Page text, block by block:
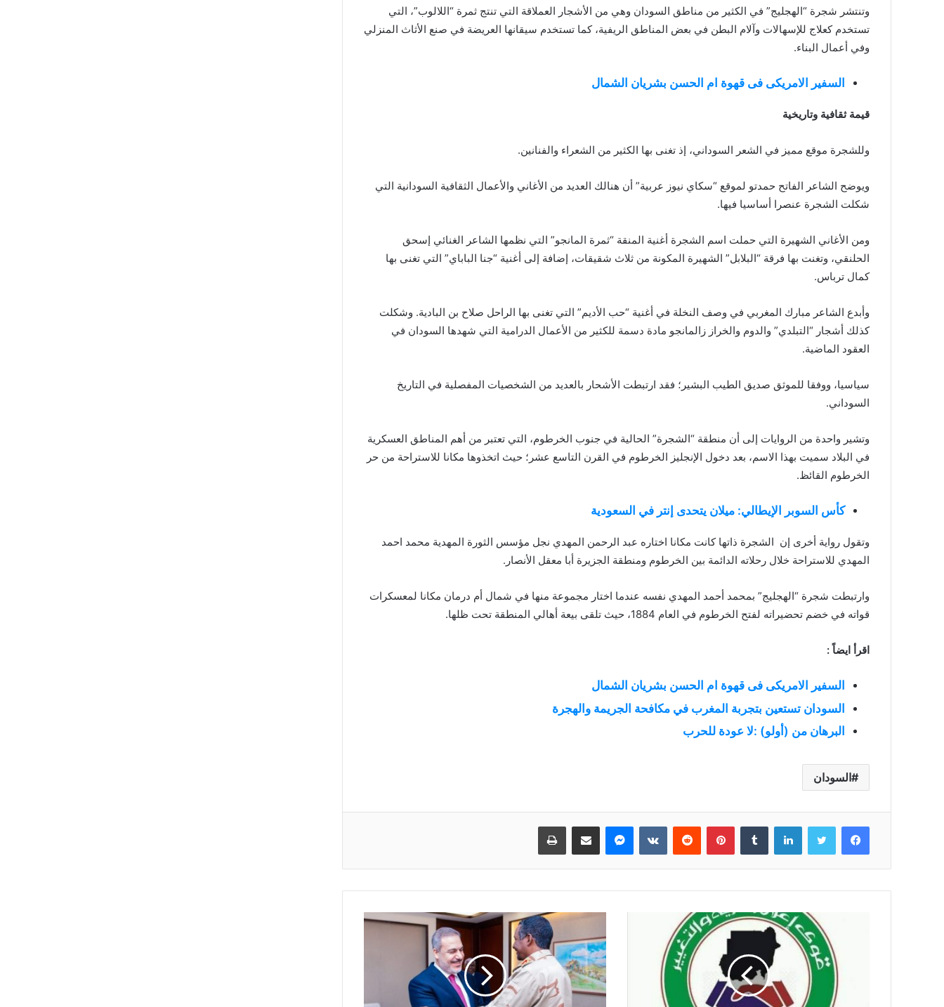
وتنتشر شجرة “الهجليج” في الكثير من مناطق السودان وهي من الأشجار العملاقة التي تنتج ثمرة “اللالوب”، التي
تستخدم كعلاج للإسهالات وآلام البطن في بعض المناطق الريفية، كما تستخدم سيقانها العريضة في صنع الأثاث المنزلي
وفي أعمال البناء.
السفير الامريكى فى قهوة ام الحسن بشريان الشمال
قيمة ثقافية وتاريخية
وللشجرة موقع مميز في الشعر السوداني، إذ تغنى بها الكثير من الشعراء والفنانين.
ويوضح الشاعر الفاتح حمدتو لموقع “سكاي نيوز عربية” أن هنالك العديد من الأغاني والأعمال الثقافية السودانية التي
شكلت الشجرة عنصرا أساسيا فيها.
ومن الأغاني الشهيرة التي حملت اسم الشجرة أغنية المنقة “ثمرة المانجو” التي نظمها الشاعر الغنائي إسحق
الحلنقي، وتغنت بها فرقة “البلابل” الشهيرة المكونة من ثلاث شقيقات، إضافة إلى أغنية “جنا الباباي” التي تغنى بها
كمال ترباس.
وأبدع الشاعر مبارك المغربي في وصف النخلة في أغنية “حب الأديم” التي تغنى بها الراحل صلاح بن البادية. وشكلت
كذلك أشجار “التبلدي” والدوم والخراز زالمانجو مادة دسمة للكثير من الأعمال الدرامية التي شهدها السودان في
العقود الماضية.
سياسيا، ووفقا للموثق صديق الطيب البشير؛ فقد ارتبطت الأشحار بالعديد من الشخصيات المفصلية في التاريخ
السوداني.
وتشير واحدة من الروايات إلى أن منطقة “الشجرة” الحالية في جنوب الخرطوم، التي تعتبر من أهم المناطق العسكرية
في البلاد سميت بهذا الاسم، بعد دخول الإنجليز الخرطوم في القرن التاسع عشر؛ حيث اتخذوها مكانا للاستراحة من حر
الخرطوم القائظ.
كأس السوبر الإيطالي: ميلان يتحدى إنتر في السعودية
وتقول رواية أخرى إن الشجرة ذاتها كانت مكانا اختاره عبد الرحمن المهدي نجل مؤسس الثورة المهدية محمد احمد
المهدي للاستراحة خلال رحلاته الدائمة بين الخرطوم ومنطقة الجزيرة أبا معقل الأنصار.
وارتبطت شجرة “الهجليج” بمحمد أحمد المهدي نفسه عندما اختار مجموعة منها في شمال أم درمان مكانا لمعسكرات
قواته في خضم تحضيراته لفتح الخرطوم في العام 1884، حيث تلقى بيعة أهالي المنطقة تحت ظلها.
اقرأ ايضاً :
السفير الامريكى فى قهوة ام الحسن بشريان الشمال
السودان تستعين بتجربة المغرب في مكافحة الجريمة والهجرة
البرهان من (أولو) :لا عودة للحرب
السودان
فيسبوك تويتر لينكدإن بينتيريست ماسنجر مشاركة عبر البريد طباعة